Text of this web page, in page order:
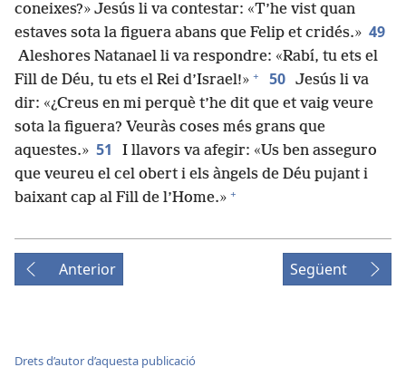
coneixes?» Jesús li va contestar: «T’he vist quan
estaves sota la figuera abans que Felip et cridés.» 49
Aleshores Natanael li va respondre: «Rabí, tu ets el
Fill de Déu, tu ets el Rei d’Israel!» + 50 Jesús li va
dir: «¿Creus en mi perquè t’he dit que et vaig veure
sota la figuera? Veuràs coses més grans que
aquestes.» 51
I llavors va afegir: «Us ben asseguro
que veureu el cel obert i els àngels de Déu pujant i
baixant cap al Fill de l’Home.» +
Anterior Següent
Drets d’autor d’aquesta publicació